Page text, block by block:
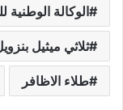
الوكالة الوطنية
ثلاثي ميثيل
طلاء الاظافر